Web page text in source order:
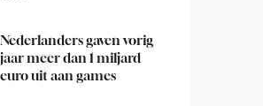
Nederlanders gaven vorig
jaar meer dan 1 miljard
euro uit aan games